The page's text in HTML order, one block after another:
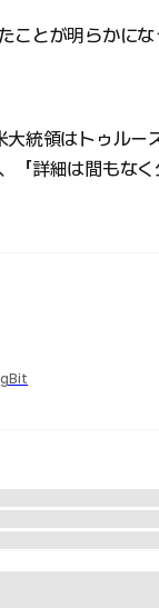
ことが明らかにな
統領はトゥルー
「詳細は間もな